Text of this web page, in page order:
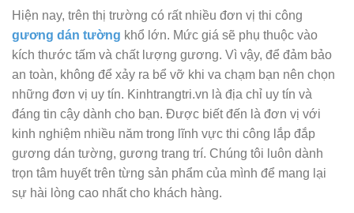
Hiện nay, trên thị trường có rất nhiều đơn vị thi công
gương dán tường khổ lớn. Mức giá sẽ phụ thuộc vào
kích thước tấm và chất lượng gương. Vì vậy, để đảm bảo
an toàn, không để xảy ra bể vỡ khi va chạm bạn nên chọn
những đơn vị uy tín. Kinhtrangtri.vn là địa chỉ uy tín và
đáng tin cậy dành cho bạn. Được biết đến là đơn vị với
kinh nghiệm nhiều năm trong lĩnh vực thi công lắp đắp
gương dán tường, gương trang trí. Chúng tôi luôn dành
trọn tâm huyết trên từng sản phẩm của mình để mang lại
sự hài lòng cao nhất cho khách hàng.